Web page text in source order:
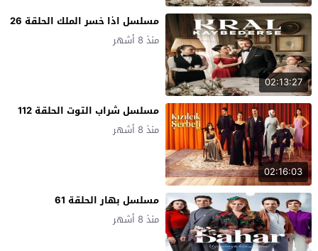
02:13:27
مسلسل اذا خسر الملك الحلقة 26
منذ 8 أشهر
02:16:03
مسلسل شراب التوت الحلقة 112
منذ 8 أشهر
مسلسل بهار الحلقة 61
منذ 8 أشهر